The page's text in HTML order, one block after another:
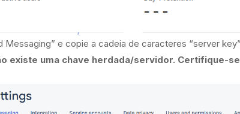
Messaging” e copie a cadeia de caracteres “server
existe uma chave herdada/servidor. Certifique-